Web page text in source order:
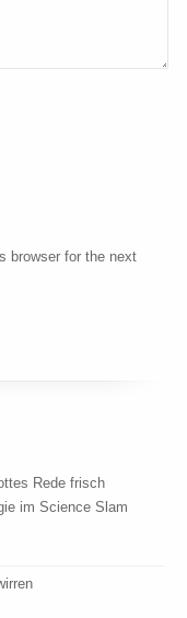
browser for the next
Rede frisch
im Science Slam